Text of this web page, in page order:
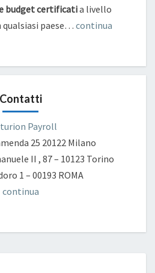
budget certificatia livello
paese…continua
Contatti
Payroll
25 20122 Milano
II , 87 – 10123 Torino
1 – 00193 ROMA
continua